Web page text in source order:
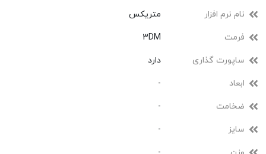
نام نرم افزار متریکس
فرمت 3DM
ساپورت گذاری دارد
ابعاد -
ضخامت -
سایز -